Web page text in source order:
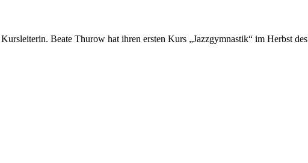
Beate Thurow hat ihren ersten Kurs „Jazzgymnastik“ im Herbst des